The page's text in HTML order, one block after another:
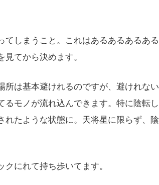
しまうこと。これはあるあるあるある
てから決めます。
所は基本避けれるのですが、避けれない
モノが流れ込んできます。特に陰転し
れたような状態に。天将星に限らず、陰
にれて持ち歩いてます。